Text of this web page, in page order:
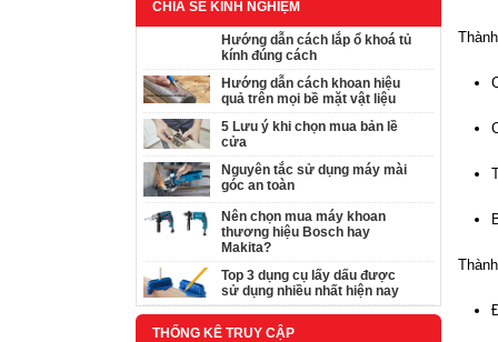
Mũi soi khuôn tranh Tideway 1/2*31.9*36
380,000 ₫
Máy tì phôi Comatic TF406
1 ₫
CHIA SẺ KINH NGHIỆM
Hướng dẫn cách lắp ổ khoá tủ
kính đúng cách
Hướng dẫn cách khoan hiệu
quả trên mọi bề mặt vật liệu
5 Lưu ý khi chọn mua bản lề
cửa
Nguyên tắc sử dụng máy mài
góc an toàn
Nên chọn mua máy khoan
thương hiệu Bosch hay
Makita?
Top 3 dụng cụ lấy dấu được
sử dụng nhiều nhất hiện nay
THỐNG KÊ TRUY CẬP